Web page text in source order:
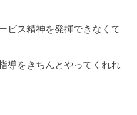
ビス精神を発揮できなくて
導をきちんとやってくれれ